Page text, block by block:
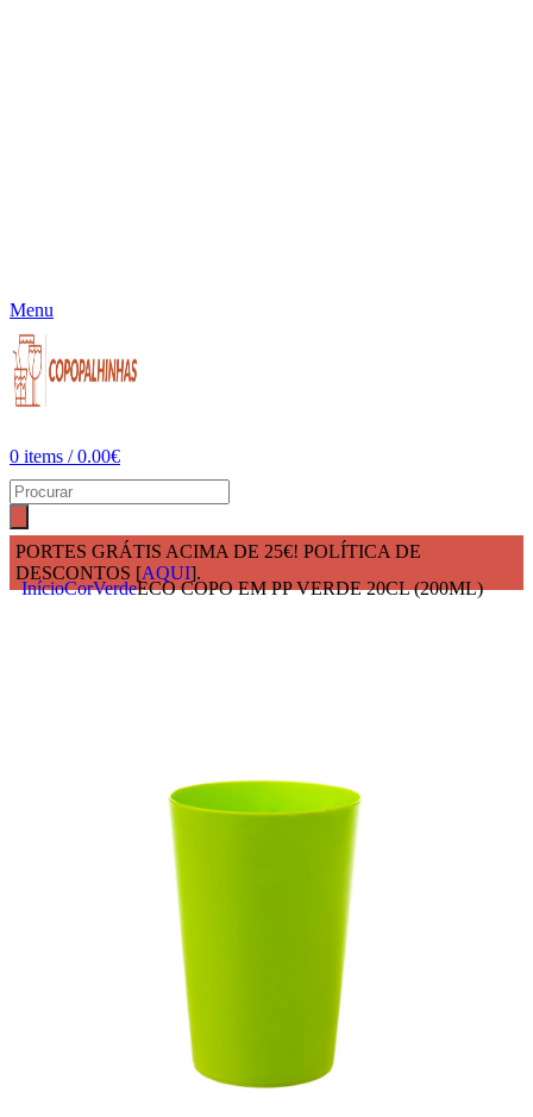
Menu
0 items / 0.00€
PORTES GRÁTIS ACIMA DE 25€! POLÍTICA DE
DESCONTOS [AQUI].
InícioCorVerdeECO COPO EM PP VERDE 20CL (200ML)